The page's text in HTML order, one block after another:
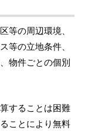
等の周辺環境、
等の立地条件、
物件ごとの個別
することは困難
ことにより無料